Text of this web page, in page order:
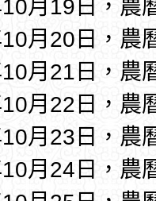
月19日，農
月20日，農
月21日，農
月22日，農
月23日，農
月24日，農